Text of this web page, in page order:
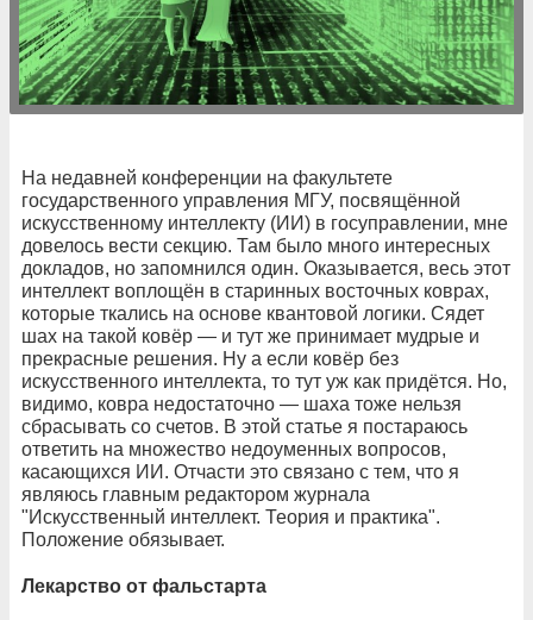
На недавней конференции на факультете
государственного управления МГУ, посвящённой
искусственному интеллекту (ИИ) в госуправлении, мне
довелось вести секцию. Там было много интересных
докладов, но запомнился один. Оказывается, весь этот
интеллект воплощён в старинных восточных коврах,
которые ткались на основе квантовой логики. Сядет
шах на такой ковёр — и тут же принимает мудрые и
прекрасные решения. Ну а если ковёр без
искусственного интеллекта, то тут уж как придётся. Но,
видимо, ковра недостаточно — шаха тоже нельзя
сбрасывать со счетов. В этой статье я постараюсь
ответить на множество недоуменных вопросов,
касающихся ИИ. Отчасти это связано с тем, что я
являюсь главным редактором журнала
"Искусственный интеллект. Теория и практика".
Положение обязывает.
Лекарство от фальстарта